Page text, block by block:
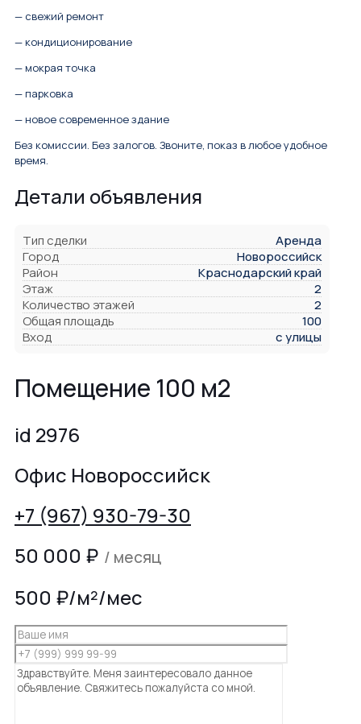
— свежий ремонт
— кондиционирование
— мокрая точка
— парковка
— новое современное здание
Без комиссии. Без залогов. Звоните, показ в любое удобное
время.
Детали объявления
Тип сделки
Аренда
Город
Новороссийск
Район
Краснодарский край
Этаж
2
Количество этажей
2
Общая площадь
100
Вход
с улицы
Помещение 100 м2
id 2976
Офис Новороссийск
+7 (967) 930-79-30
50 000 ₽ / месяц
500 ₽/м²/мес